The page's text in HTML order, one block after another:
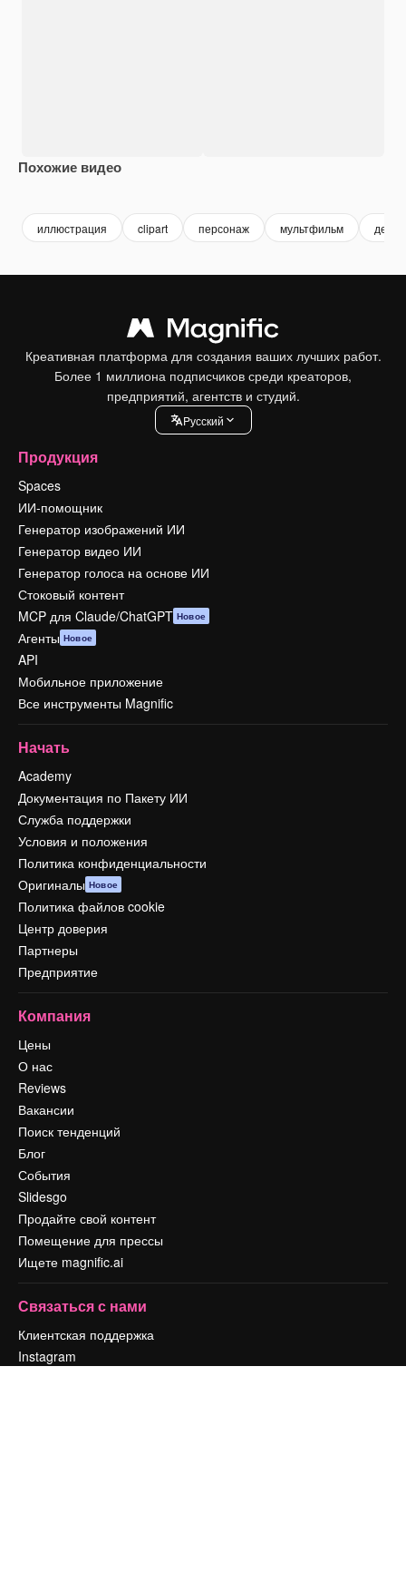
Похожие видео
иллюстрация clipart персонаж мультфильм
Креативная платформа для создания ваших лучших работ.
Более 1 миллиона подписчиков среди креаторов,
предприятий, агентств и студий.
Pусский
Продукция
Spaces
ИИ-помощник
Генератор изображений ИИ
Генератор видео ИИ
Генератор голоса на основе ИИ
Стоковый контент
MCP для Claude/ChatGPT Новое
Агенты Новое
API
Мобильное приложение
Все инструменты Magnific
Начать
Academy
Документация по Пакету ИИ
Служба поддержки
Условия и положения
Политика конфиденциальности
Оригиналы Новое
Политика файлов cookie
Центр доверия
Партнеры
Предприятие
Компания
Цены
О нас
Reviews
Вакансии
Поиск тенденций
Блог
События
Slidesgo
Продайте свой контент
Помещение для прессы
Ищете magnific.ai
Связаться с нами
Клиентская поддержка
Instagram